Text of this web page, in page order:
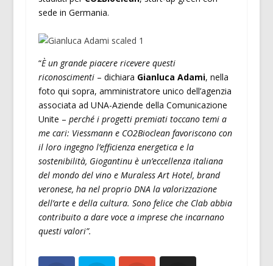
sede in Germania.
“È un grande piacere ricevere questi
riconoscimenti– dichiara Gianluca Adami, nella
foto qui sopra, amministratore unico dell’agenzia
associata ad UNA-Aziende della Comunicazione
Unite – perché i progetti premiati toccano temi a
me cari: Viessmann e CO2Bioclean favoriscono con
il loro ingegno l’efficienza energetica e la
sostenibilità, Giogantinu è un’eccellenza italiana
del mondo del vino e Muraless Art Hotel, brand
veronese, ha nel proprio DNA la valorizzazione
dell’arte e della cultura. Sono felice che Clab abbia
contribuito a dare voce a imprese che incarnano
questi valori”.